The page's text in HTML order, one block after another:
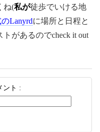
ね(私が徒歩でいける地
Lanyrdに場所と日程と
があるのでcheck it out
ント :